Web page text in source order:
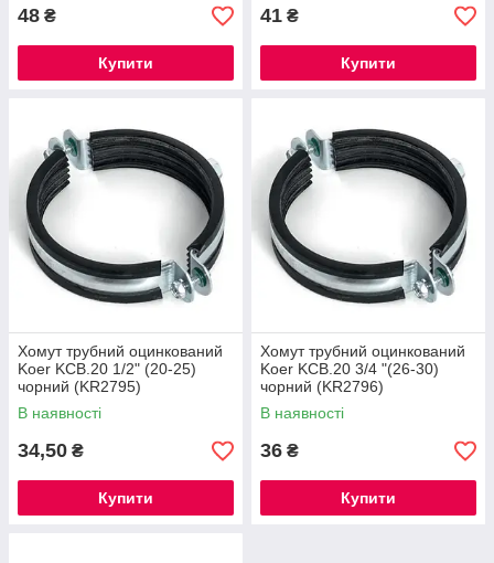
48 ₴
Купити
41 ₴
Купити
Хомут трубний оцинкований
Koer KCB.20 1/2" (20-25)
чорний (KR2795)
В наявності
34,50 ₴
Купити
Хомут трубний оцинкований
Koer KCB.20 3/4 "(26-30)
чорний (KR2796)
В наявності
36 ₴
Купити